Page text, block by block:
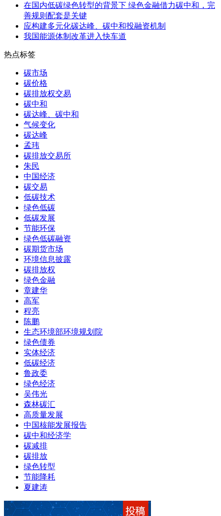
在国内低碳绿色转型的背景下 绿色金融借力碳中和，完
善规则配套是关键
应构建多元化碳达峰、碳中和投融资机制
我国能源体制改革进入快车道
热点标签
碳市场
碳价格
碳排放权交易
碳中和
碳达峰、碳中和
气候变化
碳达峰
孟玮
碳排放交易所
朱民
中国经济
碳交易
低碳技术
绿色低碳
低碳发展
节能环保
绿色低碳融资
碳期货市场
环境信息披露
碳排放权
绿色金融
章建华
高军
程亮
陈鹏
生态环境部环境规划院
绿色债券
实体经济
低碳经济
鲁政委
绿色经济
吴伟光
森林碳汇
高质量发展
中国核能发展报告
碳中和经济学
碳减排
碳排放
绿色转型
节能降耗
夏建涛